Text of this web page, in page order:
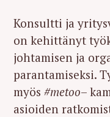
Konsultti ja
on kehittänyt
johtamisen ja
parantamiseksi.
myös #metoo–
asioiden